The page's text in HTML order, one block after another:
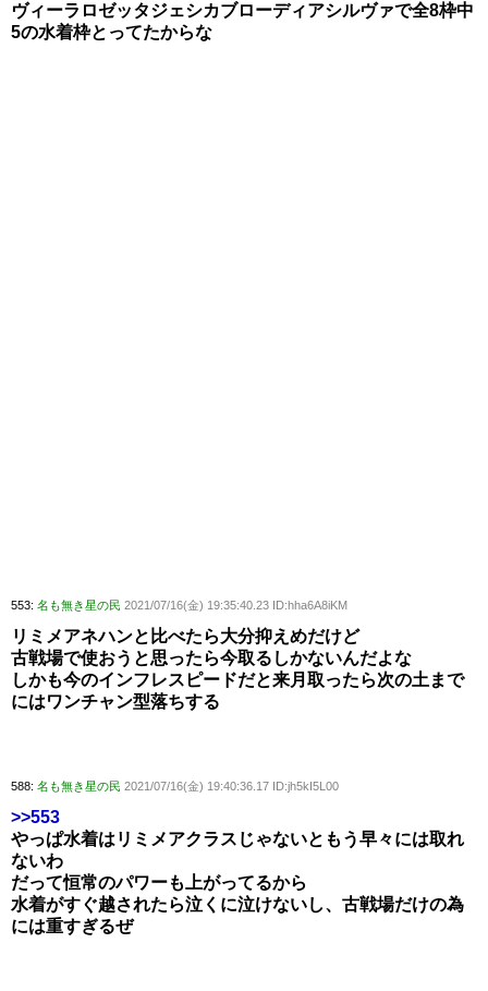
ヴィーラロゼッタジェシカブローディアシルヴァで全8枠中
5の水着枠とってたからな
553: 名も無き星の民 2021/07/16(金) 19:35:40.23 ID:hha6A8iKM
リミメアネハンと比べたら大分抑えめだけど
古戦場で使おうと思ったら今取るしかないんだよな
しかも今のインフレスピードだと来月取ったら次の土まで
にはワンチャン型落ちする
588: 名も無き星の民 2021/07/16(金) 19:40:36.17 ID:jh5kI5L00
>>553
やっぱ水着はリミメアクラスじゃないともう早々には取れ
ないわ
だって恒常のパワーも上がってるから
水着がすぐ越されたら泣くに泣けないし、古戦場だけの為
には重すぎるぜ